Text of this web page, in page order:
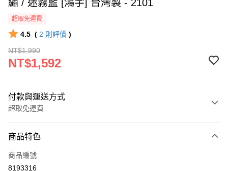
繡 / 迷霧藍 [鴻宇] 台灣製 - 2101
超取免運費
4.5 ( 2 則評價 )
NT$1,990
NT$1,592
付款與運送方式
超取免運費
信用卡一次付款
超商取貨付款
商品特色
商品編號
8193316